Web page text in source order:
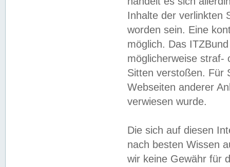
Inhalte der verlinkten
worden sein. Eine
möglich. Das
möglicherweise straf-
Sitten verstoßen. Für
Webseiten anderer
verwiesen wurde.
Die sich auf diesen
nach besten Wissen
wir keine Gewähr für